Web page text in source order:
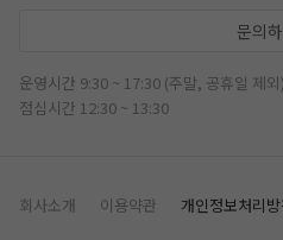
문의
운영시간 9:30 ~ 17:30 (주말, 공휴일 제외)
점심시간 12:30 ~ 13:30
회사소개 이용약관 개인정보처리방